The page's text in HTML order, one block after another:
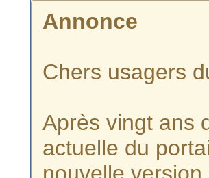
Annonce
Chers usagers
Après vingt ans
actuelle du